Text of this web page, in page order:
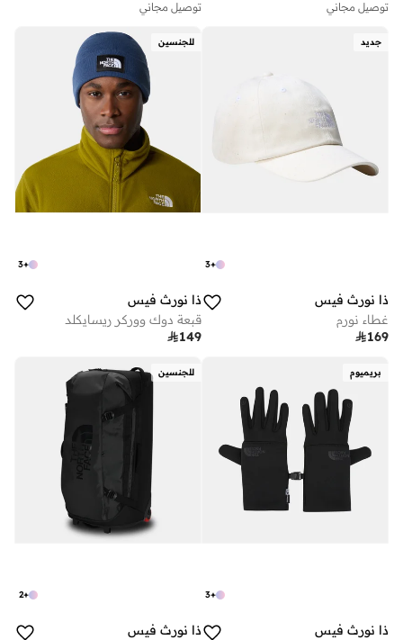
توصيل مجاني توصيل مجاني
جديد
+
3
ذا نورث فيس
غطاء نورم
169
للجنسين
+
3
ذا نورث فيس
قبعة دوك ووركر ريسايكلد
149
بريميوم
+
3
ذا نورث فيس
للجنسين
+
2
ذا نورث فيس